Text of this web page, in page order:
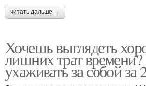
читать дальше →
Хочешь выглядеть
лишних трат времени?
ухаживать за собой за